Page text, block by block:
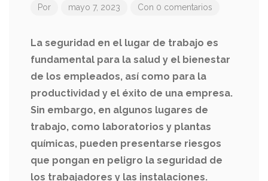
Por mayo 7, 2023 Con 0 comentarios
La seguridad en el lugar de trabajo es
fundamental para la salud y el bienestar
de los empleados, así como para la
productividad y el éxito de una empresa.
Sin embargo, en algunos lugares de
trabajo, como laboratorios y plantas
químicas, pueden presentarse riesgos
que pongan en peligro la seguridad de
los trabajadores y las instalaciones.